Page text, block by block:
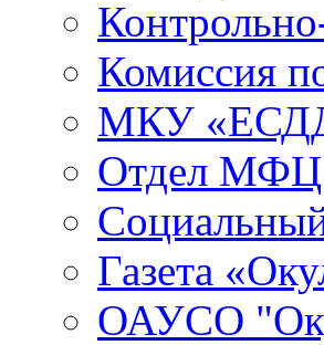
Комиссия
МКУ
Отдел МФЦ
Газета
ОАУСО